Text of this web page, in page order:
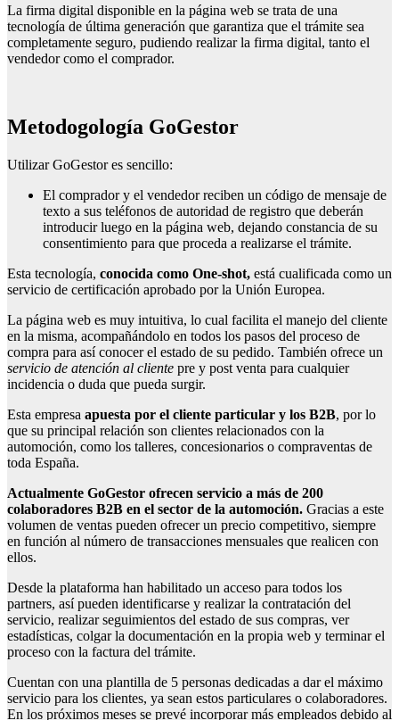
La firma digital disponible en la página web se trata de una
tecnología de última generación que garantiza que el trámite sea
completamente seguro, pudiendo realizar la firma digital, tanto el
vendedor como el comprador.
Metodogología GoGestor
Utilizar GoGestor es sencillo:
El comprador y el vendedor reciben un código de mensaje de
texto a sus teléfonos de autoridad de registro que deberán
introducir luego en la página web, dejando constancia de su
consentimiento para que proceda a realizarse el trámite.
Esta tecnología, conocida como One-shot, está cualificada como un
servicio de certificación aprobado por la Unión Europea.
La página web es muy intuitiva, lo cual facilita el manejo del cliente
en la misma, acompañándolo en todos los pasos del proceso de
compra para así conocer el estado de su pedido. También ofrece un
servicio de atención al cliente pre y post venta para cualquier
incidencia o duda que pueda surgir.
Esta empresa apuesta por el cliente particular y los B2B, por lo
que su principal relación son clientes relacionados con la
automoción, como los talleres, concesionarios o compraventas de
toda España.
Actualmente GoGestor ofrecen servicio a más de 200
colaboradores B2B en el sector de la automoción. Gracias a este
volumen de ventas pueden ofrecer un precio competitivo, siempre
en función al número de transacciones mensuales que realicen con
ellos.
Desde la plataforma han habilitado un acceso para todos los
partners, así pueden identificarse y realizar la contratación del
servicio, realizar seguimientos del estado de sus compras, ver
estadísticas, colgar la documentación en la propia web y terminar el
proceso con la factura del trámite.
Cuentan con una plantilla de 5 personas dedicadas a dar el máximo
servicio para los clientes, ya sean estos particulares o colaboradores.
En los próximos meses se prevé incorporar más empleados debido al